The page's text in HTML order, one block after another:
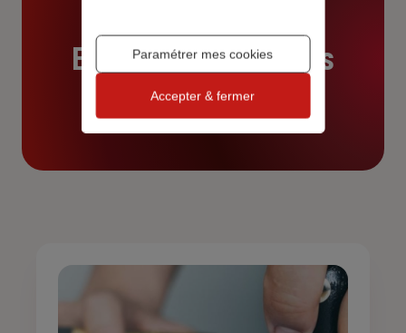
Ecoutez Red Reveals
Paramétrer mes cookies
Accepter & fermer